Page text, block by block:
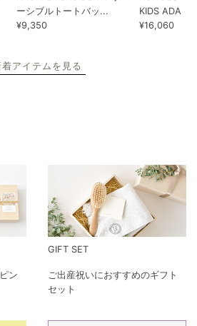
ーシブルトートバッ...
¥9,350
KIDS ADA...
¥16,060
着アイテムを見る
ン
GIFT SET
ご出産祝いにおすすめのギフト
セット